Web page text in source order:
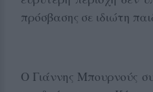
πρόσβασης σε ιδιώτη
Ο Γιάννης Μπουρνούς